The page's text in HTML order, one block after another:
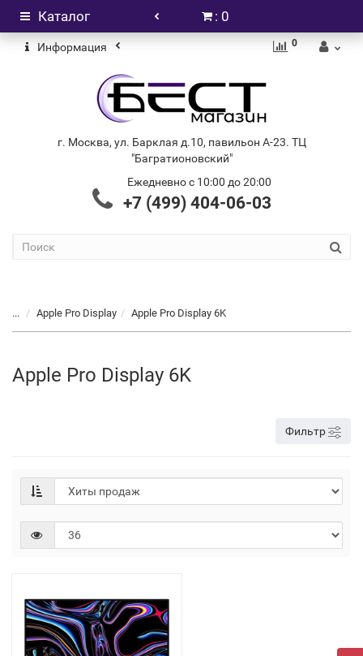
Информация 0
г. Москва, ул. Барклая д.10, павильон А-23. ТЦ
"Багратионовский"
Ежедневно с 10:00 до 20:00
+7 (499) 404-06-03
Каталог : 0
... Apple Pro Display Apple Pro Display 6K
Apple Pro Display 6K
Фильтр